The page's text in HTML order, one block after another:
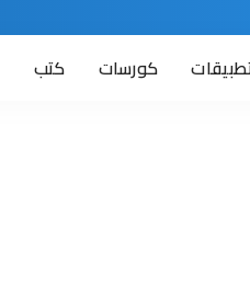
كورسات كتب